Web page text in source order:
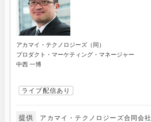
アカマイ・テクノロジーズ（同）
プロダクト・マーケティング・マネージャー
中西 一博
ライブ配信あり
提供 アカマイ・テクノロジーズ合同会社